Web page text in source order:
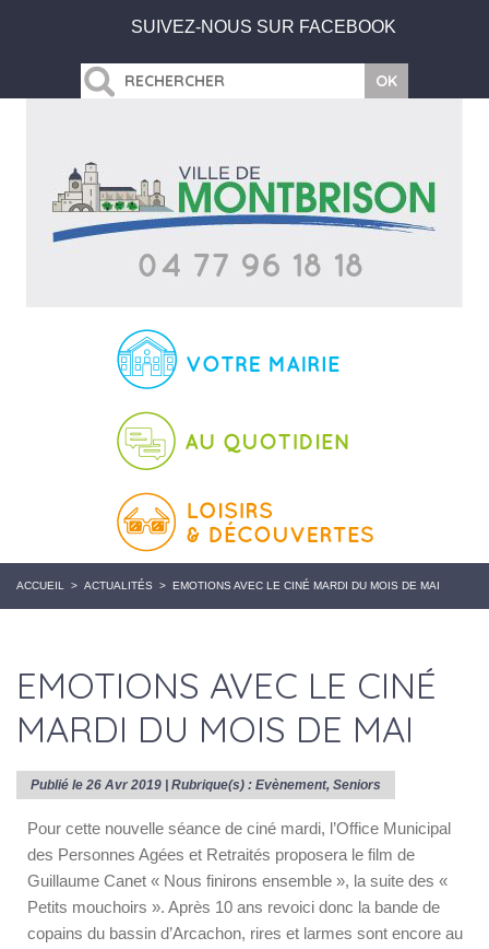
SUIVEZ-NOUS SUR FACEBOOK
ACCUEIL > ACTUALITÉS > EMOTIONS AVEC LE CINÉ MARDI DU MOIS DE MAI
EMOTIONS AVEC LE CINÉ
MARDI DU MOIS DE MAI
Publié le 26 Avr 2019 | Rubrique(s) : Evènement, Seniors
Pour cette nouvelle séance de ciné mardi, l’Office Municipal
des Personnes Agées et Retraités proposera le film de
Guillaume Canet « Nous finirons ensemble », la suite des «
Petits mouchoirs ». Après 10 ans revoici donc la bande de
copains du bassin d’Arcachon, rires et larmes sont encore au